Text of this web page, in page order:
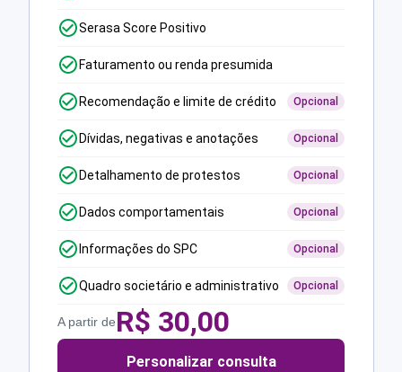
Serasa Score Positivo
Faturamento ou renda presumida
Recomendação e limite de crédito Opcional
Dívidas, negativas e anotações Opcional
Detalhamento de protestos Opcional
Dados comportamentais Opcional
Informações do SPC Opcional
Quadro societário e administrativo Opcional
A partir deR$ 30,00
Personalizar consulta